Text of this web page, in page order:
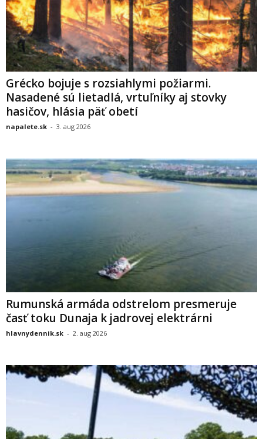
Grécko bojuje s rozsiahlymi požiarmi.
Nasadené sú lietadlá, vrtuľníky aj stovky
hasičov, hlásia päť obetí
napalete.sk - 3. aug 2026
Rumunská armáda odstrelom presmeruje
časť toku Dunaja k jadrovej elektrárni
hlavnydennik.sk - 2. aug 2026